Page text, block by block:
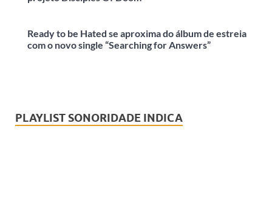
Ready to be Hated se aproxima do álbum de estreia
com o novo single “Searching for Answers”
PLAYLIST SONORIDADE INDICA